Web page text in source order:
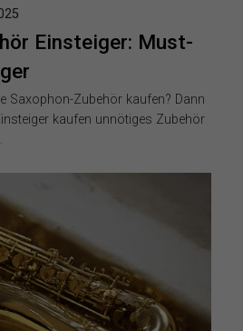
Einsteiger: Must-
Saxophon-Zubehör kaufen? Dann
kaufen unnötiges Zubehör